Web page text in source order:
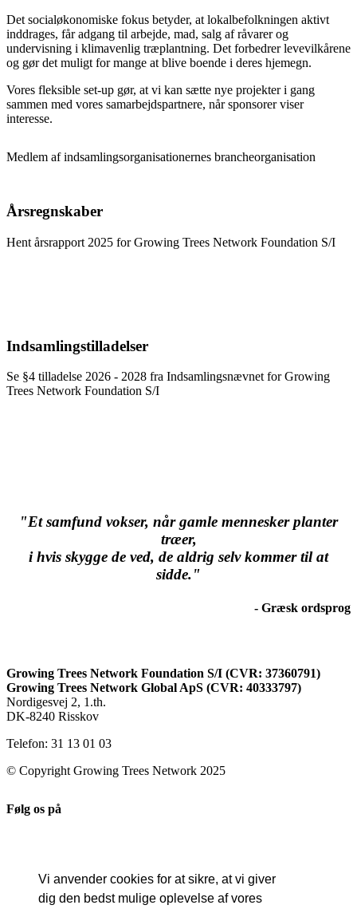
Vi anvender cookies for at sikre, at vi giver
dig den bedst mulige oplevelse af vores
Det socialøkonomiske fokus betyder, at lokalbefolkningen aktivt
inddrages, får adgang til arbejde, mad, salg af råvarer og
undervisning i klimavenlig træplantning. Det forbedrer levevilkårene
og gør det muligt for mange at blive boende i deres hjemegn.
Vores fleksible set-up gør, at vi kan sætte nye projekter i gang
sammen med vores samarbejdspartnere, når sponsorer viser
interesse.
Medlem af indsamlingsorganisationernes brancheorganisation
Årsregnskaber
Hent årsrapport 2025 for Growing Trees Network Foundation S/I
Indsamlingstilladelser
Se §4 tilladelse 2026 - 2028 fra Indsamlingsnævnet for Growing
Trees Network Foundation S/I
"Et samfund vokser, når gamle mennesker planter
træer,
i hvis skygge de ved, de aldrig selv kommer til at
sidde."
- Græsk ordsprog
Growing Trees Network Foundation S/I (CVR: 37360791)
Growing Trees Network Global ApS (CVR: 40333797)
Nordigesvej 2, 1.th.
DK-8240 Risskov
Telefon: 31 13 01 03
© Copyright Growing Trees Network 2025
Følg os på